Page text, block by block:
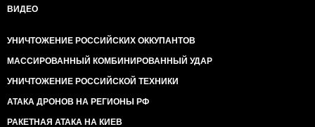
ВИДЕО
УНИЧТОЖЕНИЕ РОССИЙСКИХ ОККУПАНТОВ
МАССИРОВАННЫЙ КОМБИНИРОВАННЫЙ УДАР
УНИЧТОЖЕНИЕ РОССИЙСКОЙ ТЕХНИКИ
АТАКА ДРОНОВ НА РЕГИОНЫ РФ
РАКЕТНАЯ АТАКА НА КИЕВ